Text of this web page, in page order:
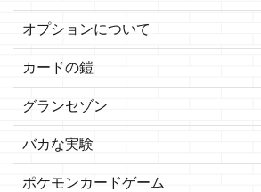
オプションについて
カードの鎧
グランセゾン
バカな実験
ポケモンカードゲーム